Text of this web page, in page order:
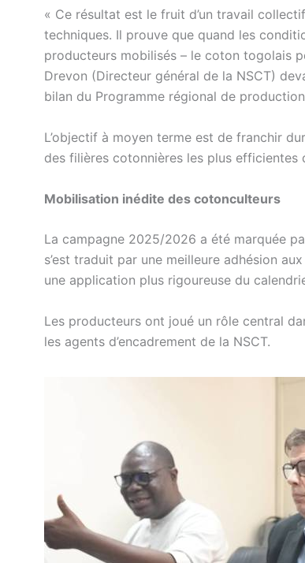
« Ce résultat est le fruit d’un travail
techniques. Il prouve que quand les
producteurs mobilisés – le coton togolais
Drevon (Directeur général de la NSCT)
bilan du Programme régional de
L’objectif à moyen terme est de franchir
des filières cotonnières les plus efficientes
Mobilisation inédite des cotonculteurs
La campagne 2025/2026 a été marquée
s’est traduit par une meilleure adhésion
une application plus rigoureuse du
Les producteurs ont joué un rôle central
les agents d’encadrement de la NSCT.